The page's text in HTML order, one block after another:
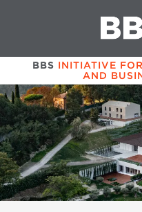
BBS INITIATIVE
AND